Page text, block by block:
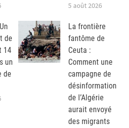
5 août 2026
de
14
un
de
La frontière
fantôme de
Ceuta :
Comment une
campagne de
désinformation
de l’Algérie
aurait envoyé
des migrants